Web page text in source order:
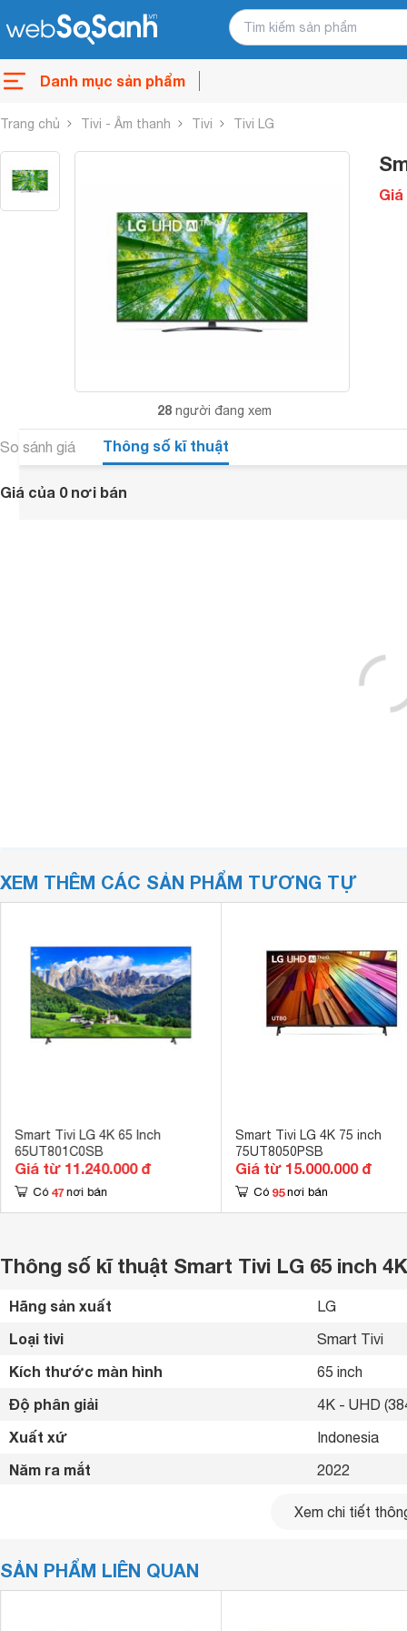
Danh mục sản phẩm
Trang chủ Tivi - Âm thanh Tivi Tivi LG
28 người đang xem
So sánh giá Thông số kĩ thuật
Giá của 0 nơi bán
XEM THÊM CÁC SẢN PHẨM TƯƠNG TỰ
Smart Tivi LG 4K 65 Inch
65UT801C0SB
Giá từ 11.240.000 đ
Có 47 nơi bán
Smart Tivi LG 4K 75 inch
75UT8050PSB
Giá từ 15.000.000 đ
Có 95 nơi bán
Thông số kĩ thuật Smart Tivi LG 65 inch
Hãng sản xuất LG
Loại tivi Smart Tivi
Kích thước màn hình 65 inch
Độ phân giải 4K - UHD
Xuất xứ Indonesia
Năm ra mắt 2022
Cổng LAN,
USB
Xem chi tiết
SẢN PHẨM LIÊN QUAN